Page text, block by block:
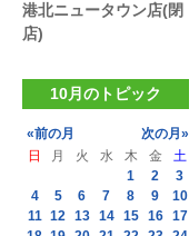
港北ニュータウン店(閉
店)
10月のトピック
«前の月
次の月»
日
月 火 水 木 金
土
1
2
3
4
5 6 7 8 9
10
11 12 13 14 15 16 17